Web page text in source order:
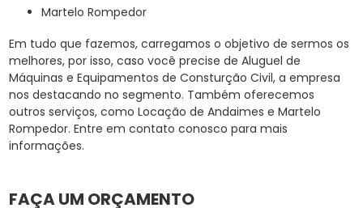
Martelo Rompedor
Em tudo que fazemos, carregamos o objetivo de sermos os
melhores, por isso, caso você precise de Aluguel de
Máquinas e Equipamentos de Consturção Civil, a empresa
nos destacando no segmento. Também oferecemos
outros serviços, como Locação de Andaimes e Martelo
Rompedor. Entre em contato conosco para mais
informações.
FAÇA UM ORÇAMENTO